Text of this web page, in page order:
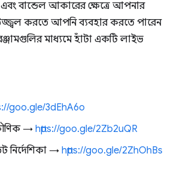
এবং বান্ডেল আকারের ক্ষেত্রে আপনার
করতে আপনি ব্যবহার করতে পারেন
মাধ্যমে হাঁটা একটি লাইভ
goo.gle/3dEhA6o
→ https://goo.gle/2Zb2uQR
→ https://goo.gle/2ZhOhBs